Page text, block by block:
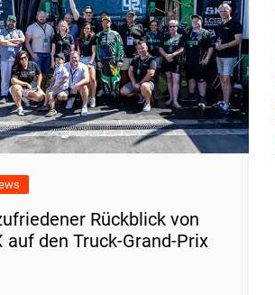
Rückblick von
auf den Truck-Grand-Prix